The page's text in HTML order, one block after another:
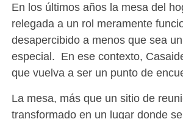
En los últimos años la mesa del
relegada a un rol meramente
desapercibido a menos que sea
especial. En ese contexto,
que vuelva a ser un punto de
La mesa, más que un sitio de
transformado en un lugar donde